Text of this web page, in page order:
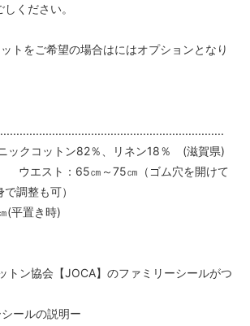
ください。
トをご希望の場合はにはオプションとなり
ックコットン82％、リネン18％ (滋賀県)
ウエスト：65㎝～75㎝（ゴム穴を開けて
で調整も可）
置き時)
トン協会【JOCA】のファミリーシールがつ
ールの説明ー